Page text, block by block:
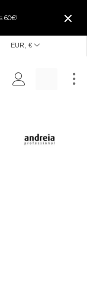
60€!
EUR, €